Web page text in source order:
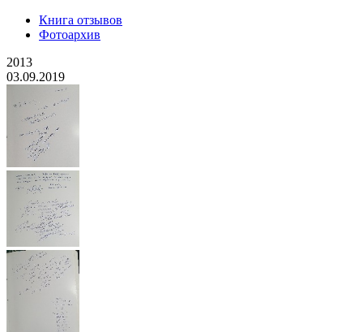
Книга отзывов
Фотоархив
2013
03.09.2019